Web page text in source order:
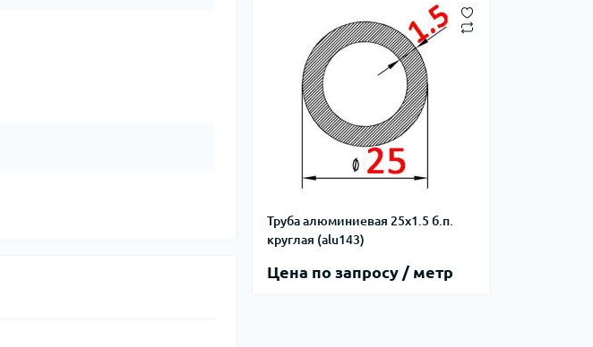
Труба алюминиевая 25х1.5 б.п.
круглая (alu143)
Цена по запросу / метр